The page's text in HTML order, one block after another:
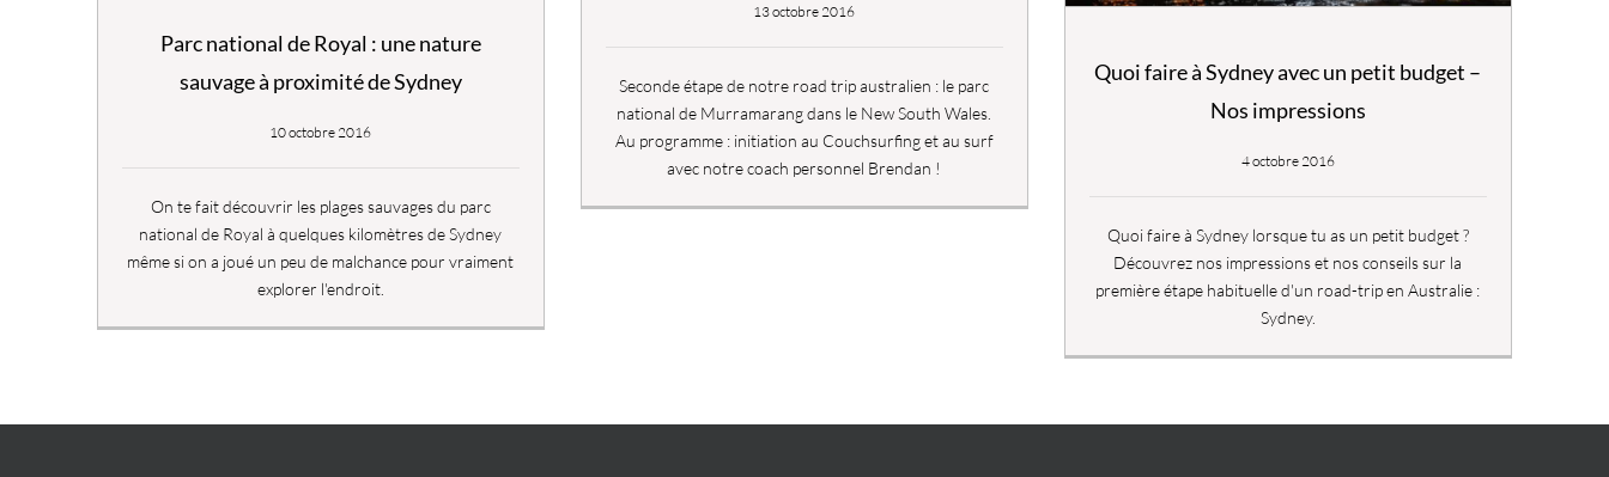
13 octobre 2016
Seconde étape de notre road trip australien : le parc
national de Murramarang dans le New South Wales.
Au programme : initiation au Couchsurfing et au surf
avec notre coach personnel Brendan !
Parc national de Royal : une nature
sauvage à proximité de Sydney
10 octobre 2016
On te fait découvrir les plages sauvages du parc
national de Royal à quelques kilomètres de Sydney
même si on a joué un peu de malchance pour vraiment
explorer l'endroit.
Quoi faire à Sydney avec un petit budget –
Nos impressions
4 octobre 2016
Quoi faire à Sydney lorsque tu as un petit budget ?
Découvrez nos impressions et nos conseils sur la
première étape habituelle d'un road-trip en Australie :
Sydney.